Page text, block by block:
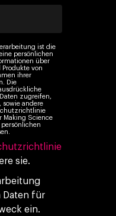
ist die
persönlichen
über
von
ihrer
Die
zugreifen,
sowie andere
Making Science
sie.
Daten für
ein.